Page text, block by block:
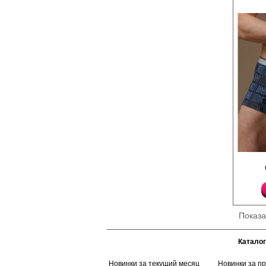
занятий спортом.
бережная стирка
прилегающего
принтом и
гульфиком, открытой
Каталог
Новинки за текущий месяц Новинки за